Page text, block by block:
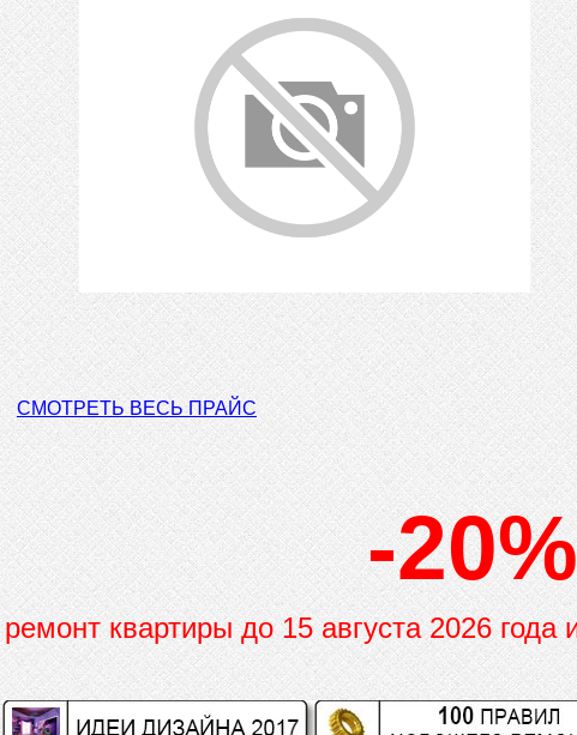
СМОТРЕТЬ ВЕСЬ ПРАЙС
-20%
квартиры до15 августа 2026 года